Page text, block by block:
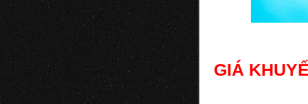
GIÁ